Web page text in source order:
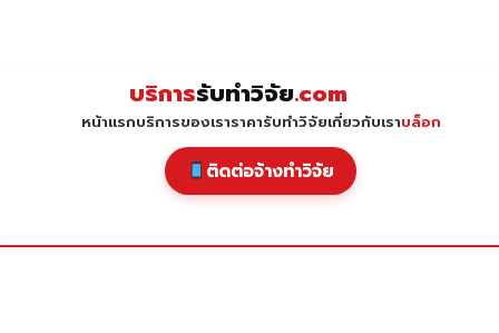
บริการรับทำวิจัย.com
หน้าแรกบริการของเราราคารับทำวิจัยเกี่ยวกับเราบล็อก
ติดต่อจ้างทำวิจัย